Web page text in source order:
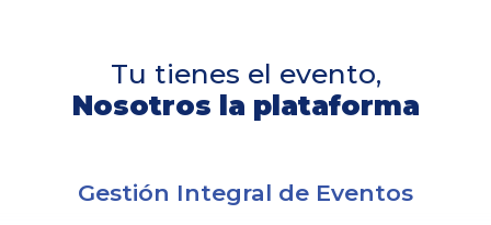
Tu tienes el evento,
Nosotros la plataforma
Gestión Integral de Eventos